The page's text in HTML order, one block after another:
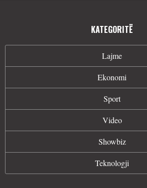
KATEGORITË
Lajme
Ekonomi
Sport
Video
Showbiz
Teknologji